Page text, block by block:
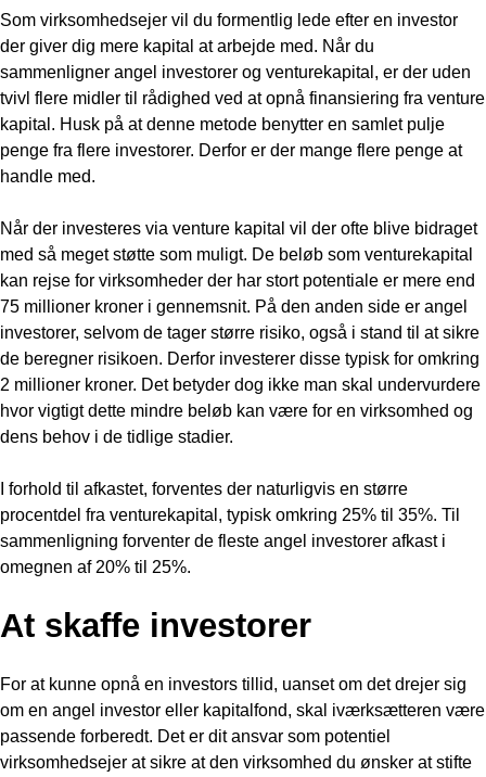
Som virksomhedsejer vil du formentlig lede efter en investor
der giver dig mere kapital at arbejde med. Når du
sammenligner angel investorer og venturekapital, er der uden
tvivl flere midler til rådighed ved at opnå finansiering fra venture
kapital. Husk på at denne metode benytter en samlet pulje
penge fra flere investorer. Derfor er der mange flere penge at
handle med.
Når der investeres via venture kapital vil der ofte blive bidraget
med så meget støtte som muligt. De beløb som venturekapital
kan rejse for virksomheder der har stort potentiale er mere end
75 millioner kroner i gennemsnit. På den anden side er angel
investorer, selvom de tager større risiko, også i stand til at sikre
de beregner risikoen. Derfor investerer disse typisk for omkring
2 millioner kroner. Det betyder dog ikke man skal undervurdere
hvor vigtigt dette mindre beløb kan være for en virksomhed og
dens behov i de tidlige stadier.
I forhold til afkastet, forventes der naturligvis en større
procentdel fra venturekapital, typisk omkring 25% til 35%. Til
sammenligning forventer de fleste angel investorer afkast i
omegnen af 20% til 25%.
At skaffe investorer
For at kunne opnå en investors tillid, uanset om det drejer sig
om en angel investor eller kapitalfond, skal iværksætteren være
passende forberedt. Det er dit ansvar som potentiel
virksomhedsejer at sikre at den virksomhed du ønsker at stifte